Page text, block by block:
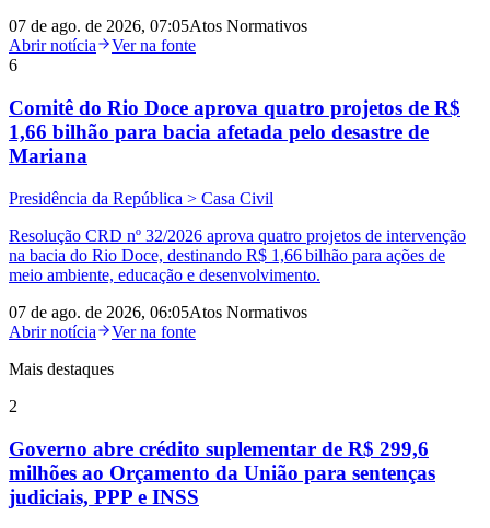
07 de ago. de 2026, 07:05Atos Normativos
Abrir notícia
Ver na fonte
6
Comitê do Rio Doce aprova quatro projetos de R$
1,66 bilhão para bacia afetada pelo desastre de
Mariana
Presidência da República > Casa Civil
Resolução CRD nº 32/2026 aprova quatro projetos de intervenção
na bacia do Rio Doce, destinando R$ 1,66 bilhão para ações de
meio ambiente, educação e desenvolvimento.
07 de ago. de 2026, 06:05Atos Normativos
Abrir notícia
Ver na fonte
Mais destaques
2
Governo abre crédito suplementar de R$ 299,6
milhões ao Orçamento da União para sentenças
judiciais, PPP e INSS